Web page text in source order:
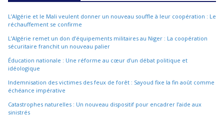
L’Algérie et le Mali veulent donner un nouveau souffle à leur coopération : Le
réchauffement se confirme
L’Algérie remet un don d’équipements militaires au Niger : La coopération
sécuritaire franchit un nouveau palier
Éducation nationale : Une réforme au cœur d’un débat politique et
idéologique
Indemnisation des victimes des feux de forêt : Sayoud fixe la fin août comme
échéance impérative
Catastrophes naturelles : Un nouveau dispositif pour encadrer l’aide aux
sinistrés